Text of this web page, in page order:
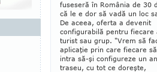
fuseseră în România de 30
că le e dor să vadă un loc
De aceea, ofer­ta a devenit
configurabilă pen­tru fiecare
turist sau grup. "Vrem să
aplicaţie prin care fiecare
intra să-şi configureze un
tra­seu, cu tot ce doreşte,